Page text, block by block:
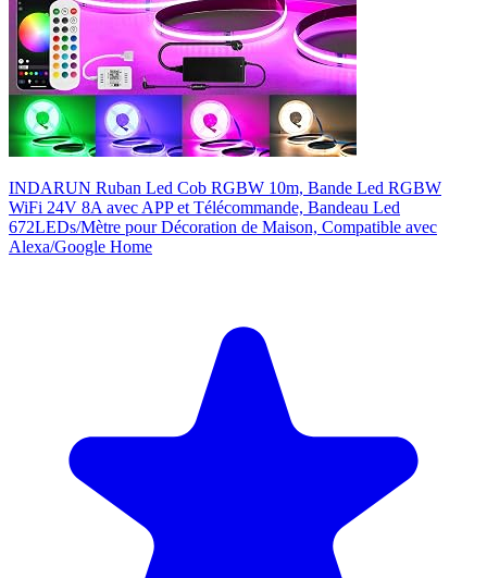
INDARUN Ruban Led Cob RGBW 10m, Bande Led RGBW
WiFi 24V 8A avec APP et Télécommande, Bandeau Led
672LEDs/Mètre pour Décoration de Maison, Compatible avec
Alexa/Google Home